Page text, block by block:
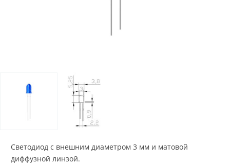
Светодиод с внешним диаметром 3 мм и матовой
диффузной линзой.